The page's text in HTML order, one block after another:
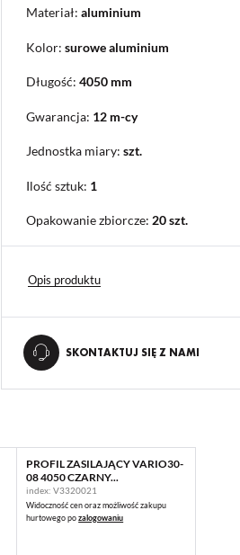
Materiał: aluminium
Kolor: surowe aluminium
Długość: 4050 mm
Gwarancja: 12 m-cy
Jednostka miary: szt.
Ilość sztuk: 1
Opakowanie zbiorcze: 20 szt.
Opis produktu
SKONTAKTUJ SIĘ Z NAMI
PROFIL ZASILAJĄCY VARIO30-
08 4050 CZARNY...
index: V3320021
Widoczność cen oraz możliwość zakupu
hurtowego pozalogowaniu